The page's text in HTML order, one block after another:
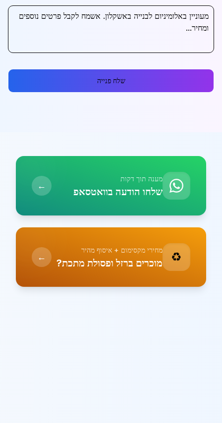
שלח פנייה
מענה תוך דקות
שלחו הודעה בוואטסאפ ←
♻️ מחירי מקסימום + איסוף מהיר
מוכרים ברזל ופסולת מתכת? ←